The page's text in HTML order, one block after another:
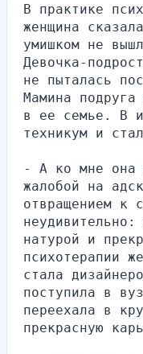
В практике
женщина
умишком не
Девочка-
не пыталась
Мамина подруга
в ее семье. В
техникум и
- А ко мне она
жалобой на
отвращением к
неудивительно:
натурой и
психотерапии
стала
поступила в
переехала в
прекрасную